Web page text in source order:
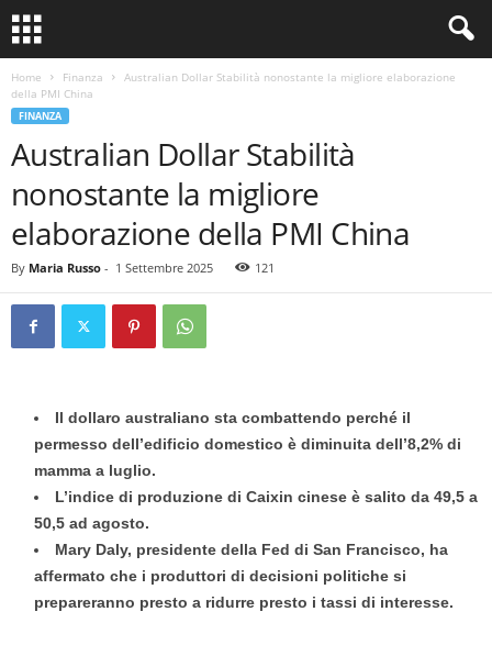
Home Finanza
Australian Dollar Stabilità nonostante la migliore elaborazione
della PMI China
FINANZA
Australian Dollar Stabilità
nonostante la migliore
elaborazione della PMI China
By Maria Russo - 1 Settembre 2025 121
Il dollaro australiano sta combattendo perché il
permesso dell’edificio domestico è diminuita dell’8,2% di
mamma a luglio.
L’indice di produzione di Caixin cinese è salito da 49,5 a
50,5 ad agosto.
Mary Daly, presidente della Fed di San Francisco, ha
affermato che i produttori di decisioni politiche si
prepareranno presto a ridurre presto i tassi di interesse.